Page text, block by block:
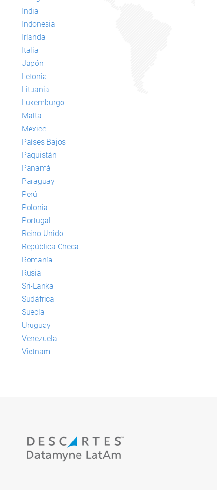
India
Indonesia
Irlanda
Italia
Japón
Letonia
Lituania
Luxemburgo
Malta
México
Países Bajos
Paquistán
Panamá
Paraguay
Perú
Polonia
Portugal
Reino Unido
República Checa
Romanía
Rusia
Sri-Lanka
Sudáfrica
Suecia
Uruguay
Venezuela
Vietnam